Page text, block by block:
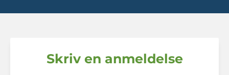
Skriv en anmeldelse